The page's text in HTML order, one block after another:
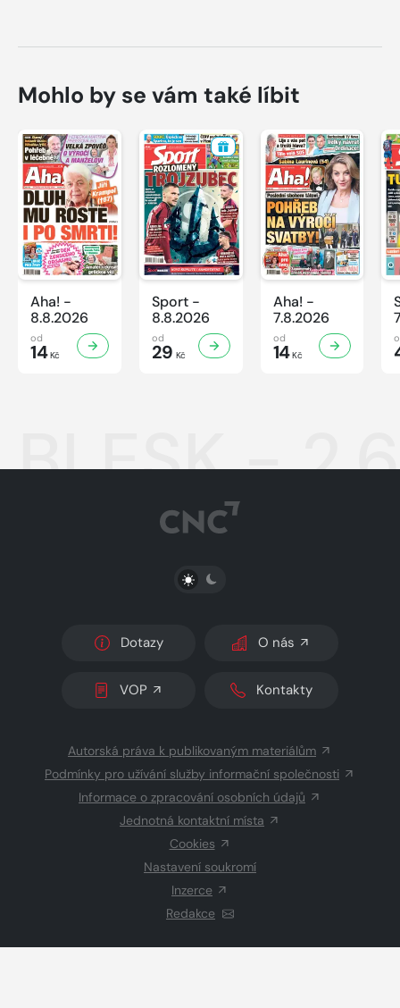
Mohlo by se vám také líbit
Aha! -
8.8.2026
od
14Kč
Sport -
8.8.2026
od
29 Kč
Aha! -
7.8.2026
od
14Kč
BLESK -
PŘEPNOUT SVĚTLÝ/TMAVÝ REŽIM
Dotazy O nás
VOP Kontakty
Autorská práva k publikovaným materiálům
Podmínky pro užívání služby informační společnosti
Informace o zpracování osobních údajů
Jednotná kontaktní místa
Cookies
Nastavení soukromí
Inzerce
Redakce